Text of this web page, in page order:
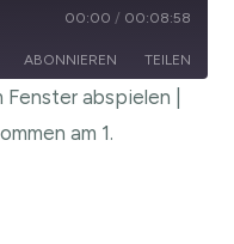
00:00 / 00:08:58
ABONNIEREN TEILEN
Fenster abspielen
am 1.